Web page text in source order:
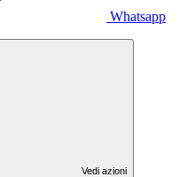
Whatsapp
Vedi azioni